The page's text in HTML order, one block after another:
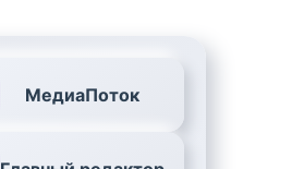
МедиаПоток